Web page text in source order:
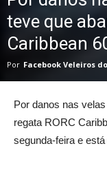
teve que
Caribbean
Por Facebook Veleiros
Por danos nas
regata RORC
segunda-feira e